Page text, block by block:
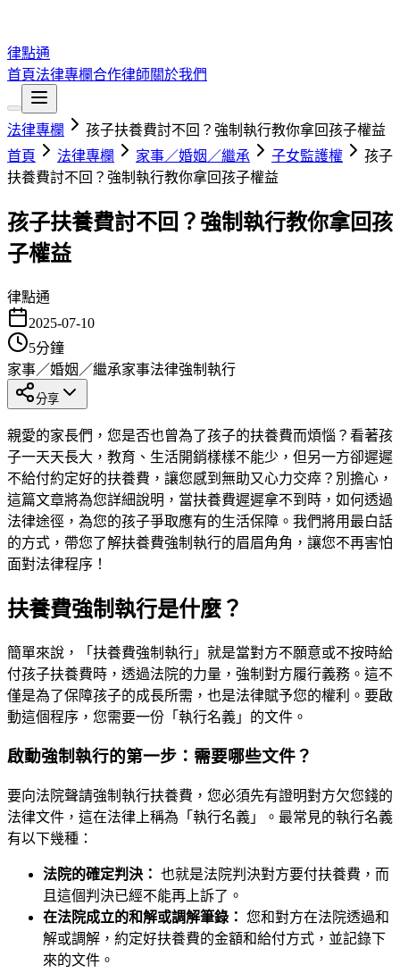
律點通
首頁法律專欄合作律師關於我們
法律專欄
孩子扶養費討不回？強制執行教你拿回孩子權益
首頁
法律專欄 家事／婚姻／繼承 子女監護權
孩子
扶養費討不回？強制執行教你拿回孩子權益
孩子扶養費討不回？強制執行教你拿回孩
子權益
律點通
2025-07-10
5分鐘
家事／婚姻／繼承家事法律強制執行
分享
親愛的家長們，您是否也曾為了孩子的扶養費而煩惱？看著孩
子一天天長大，教育、生活開銷樣樣不能少，但另一方卻遲遲
不給付約定好的扶養費，讓您感到無助又心力交瘁？別擔心，
這篇文章將為您詳細說明，當扶養費遲遲拿不到時，如何透過
法律途徑，為您的孩子爭取應有的生活保障。我們將用最白話
的方式，帶您了解扶養費強制執行的眉眉角角，讓您不再害怕
面對法律程序！
扶養費強制執行是什麼？
簡單來說，「扶養費強制執行」就是當對方不願意或不按時給
付孩子扶養費時，透過法院的力量，強制對方履行義務。這不
僅是為了保障孩子的成長所需，也是法律賦予您的權利。要啟
動這個程序，您需要一份「執行名義」的文件。
啟動強制執行的第一步：需要哪些文件？
要向法院聲請強制執行扶養費，您必須先有證明對方欠您錢的
法律文件，這在法律上稱為「執行名義」。最常見的執行名義
有以下幾種：
法院的確定判決： 也就是法院判決對方要付扶養費，而
且這個判決已經不能再上訴了。
在法院成立的和解或調解筆錄： 您和對方在法院透過和
解或調解，約定好扶養費的金額和給付方式，並記錄下
來的文件。